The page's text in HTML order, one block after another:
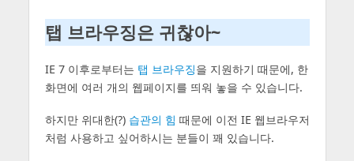
탭 브라우징은 귀찮아~
IE 7 이후로부터는 탭 브라우징을 지원하기 때문에, 한
화면에 여러 개의 웹페이지를 띄워 놓을 수 있습니다.
하지만 위대한(?) 습관의 힘 때문에 이전 IE 웹브라우저
처럼 사용하고 싶어하시는 분들이 꽤 있습니다.